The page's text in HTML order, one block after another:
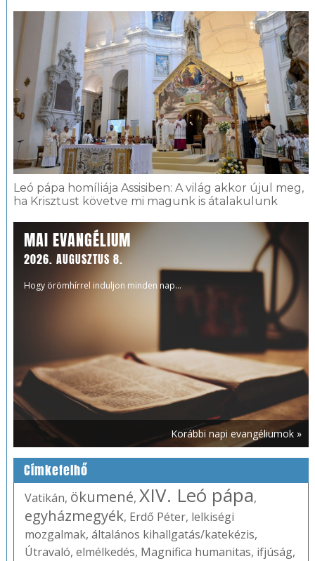
Leó pápa homíliája Assisiben: A világ akkor újul meg,
ha Krisztust követve mi magunk is átalakulunk
MAI EVANGÉLIUM
2026. AUGUSZTUS 8.
Hogy örömhírrel induljon minden nap...
Korábbi napi evangéliumok »
Címkefelhő
Vatikán, ökumené, XIV. Leó pápa,
egyházmegyék, Erdő Péter, lelkiségi
mozgalmak, általános kihallgatás/katekézis,
Útravaló, elmélkedés, Magnifica humanitas, ifjúság,